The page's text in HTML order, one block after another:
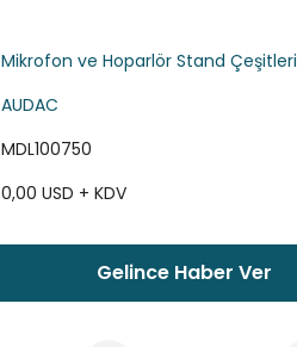
Mikrofon ve Hoparlör Stand Çeşitleri
AUDAC
MDL100750
0,00 USD + KDV
Gelince Haber Ver